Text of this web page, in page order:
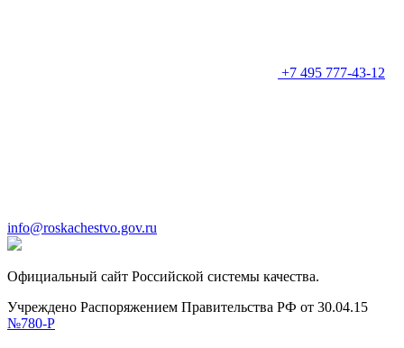
+7 495 777-43-12
info@roskachestvo.gov.ru
Официальный сайт Российской системы качества.
Учреждено Распоряжением Правительства РФ от 30.04.15
№780-Р